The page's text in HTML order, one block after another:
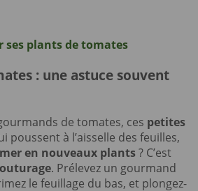
plants de tomates
: une astuce souvent
de tomates, ces petites
poussent à l’aisselle des feuilles,
en nouveaux plants? C’est
. Prélevez un gourmand
le feuillage du bas, et plongez-